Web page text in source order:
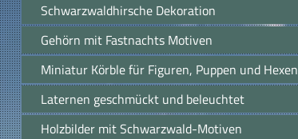
Schwarzwaldhirsche Dekoration
Gehörn mit Fastnachts Motiven
Miniatur Körble für Figuren, Puppen und Hexen
Laternen geschmückt und beleuchtet
Holzbilder mit Schwarzwald-Motiven